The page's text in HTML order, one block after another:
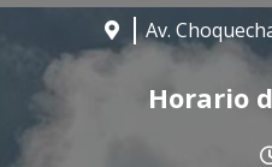
Av.
Horario